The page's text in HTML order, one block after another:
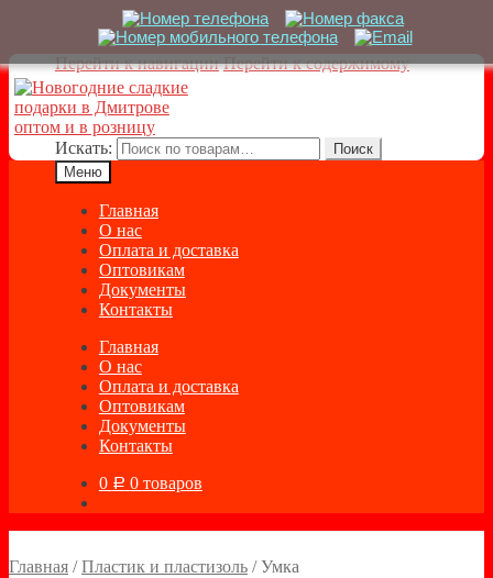
Перейти к навигации Перейти к содержимому
Искать:
Поиск
Меню
Главная
О нас
Оплата и доставка
Оптовикам
Документы
Контакты
Главная
О нас
Оплата и доставка
Оптовикам
Документы
Контакты
0 Р 0 товаров
Главная /Пластик и пластизоль /Умка